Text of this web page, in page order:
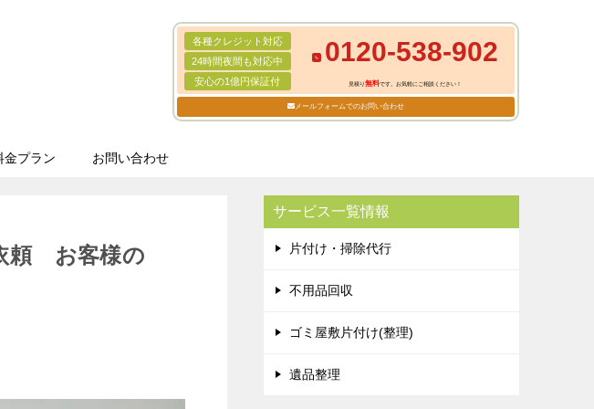
各種クレジット対応
24時間夜間も対応中
安心の1億円保証付
0120-538-902
見積り無料です。お気軽にご相談ください！
メールフォームでのお問い合わせ
金プラン お問い合わせ
頼 お客様の
サービス一覧情報
片付け・掃除代行
不用品回収
ゴミ屋敷片付け(整理)
遺品整理